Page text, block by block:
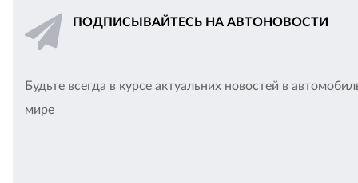
ПОДПИСЫВАЙТЕСЬ НА АВТОНОВОСТИ
Будьте всегда в курсе актуальних новостей в
мире